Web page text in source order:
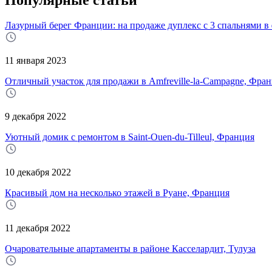
Лазурный берег Франции: на продаже дуплекс с 3 спальнями
11 января 2023
Отличный участок для продажи в Amfreville-la-Campagne,
9 декабря 2022
Уютный домик с ремонтом в Saint-Ouen-du-Tilleul, Франция
10 декабря 2022
Красивый дом на несколько этажей в Руане, Франция
11 декабря 2022
Очаровательные апартаменты в районе Касселардит, Тулуза